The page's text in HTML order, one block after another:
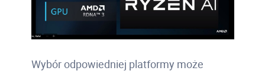
Wybór odpowiedniej platformy może